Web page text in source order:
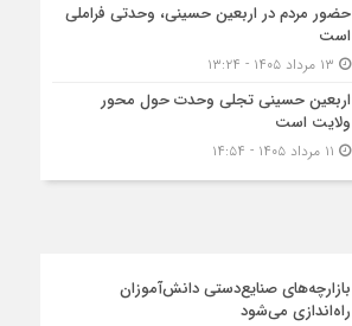
حضور مردم در اربعین حسینی، وحدتی فراملی
است
اربعین حسینی تجلی وحدت حول محور
ولایت است
بازارچه‌های صنایع‌دستی دانش‌آموزان
راه‌اندازی می‌شود